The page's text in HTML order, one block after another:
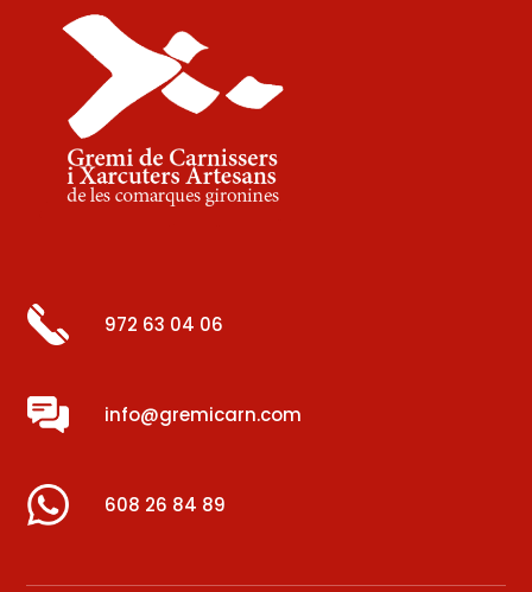
972 63 04 06
info@gremicarn.com
608 26 84 89